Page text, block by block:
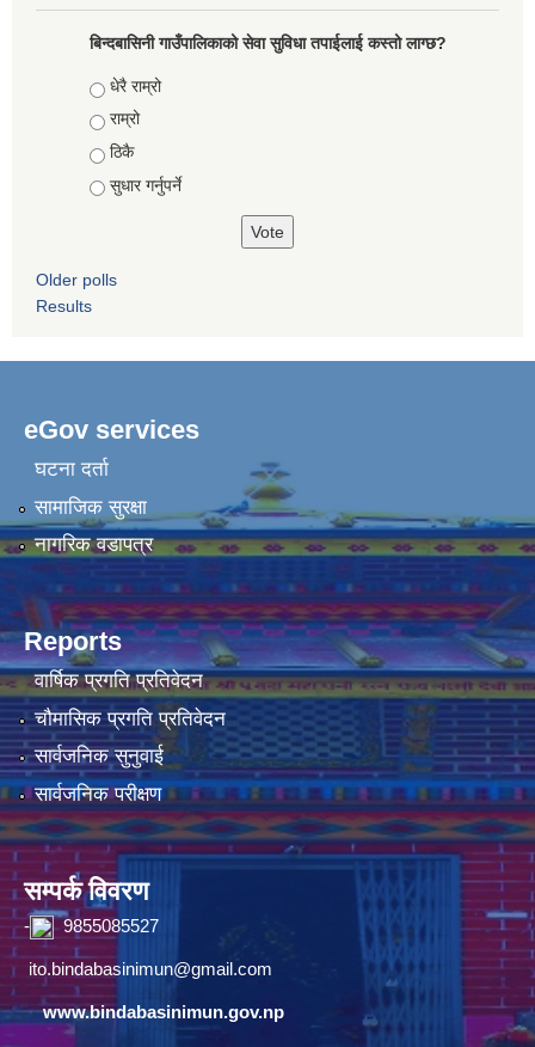
बिन्दबासिनी गाउँपालिकाको सेवा सुविधा तपाईलाई कस्तो लाग्छ?
Choices
धेरै राम्रो
राम्रो
ठिकै
सुधार गर्नुपर्ने
Older polls
Results
eGov services
घटना दर्ता
सामाजिक सुरक्षा
नागरिक वडापत्र
Reports
वार्षिक प्रगति प्रतिवेदन
चौमासिक प्रगति प्रतिवेदन
सार्वजनिक सुनुवाई
सार्वजनिक परीक्षण
सम्पर्क विवरण
- 9855085527
ito.bindabasinimun@gmail.com
www.bindabasinimun.gov.np